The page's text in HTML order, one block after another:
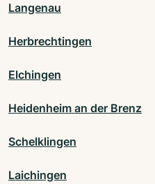
Langenau
Herbrechtingen
Elchingen
Heidenheim an der Brenz
Schelklingen
Laichingen